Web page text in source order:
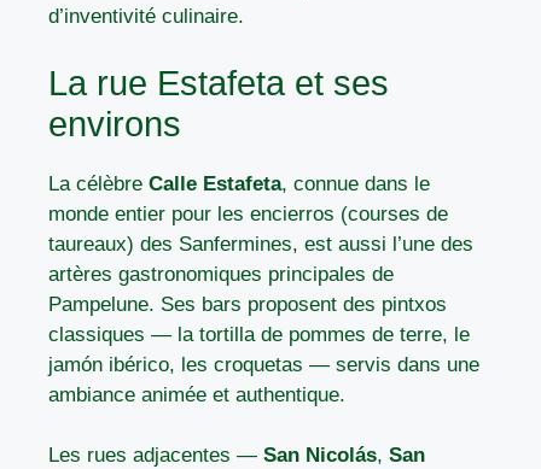
d’inventivité culinaire.
La rue Estafeta et ses
environs
La célèbre Calle Estafeta, connue dans le
monde entier pour les encierros (courses de
taureaux) des Sanfermines, est aussi l’une des
artères gastronomiques principales de
Pampelune. Ses bars proposent des pintxos
classiques — la tortilla de pommes de terre, le
jamón ibérico, les croquetas — servis dans une
ambiance animée et authentique.
Les rues adjacentes — San Nicolás, San